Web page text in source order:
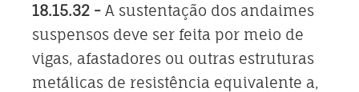
18.15.32 - A sustentação dos andaimes
suspensos deve ser feita por meio de
vigas, afastadores ou outras estruturas
metálicas de resistência equivalente a,